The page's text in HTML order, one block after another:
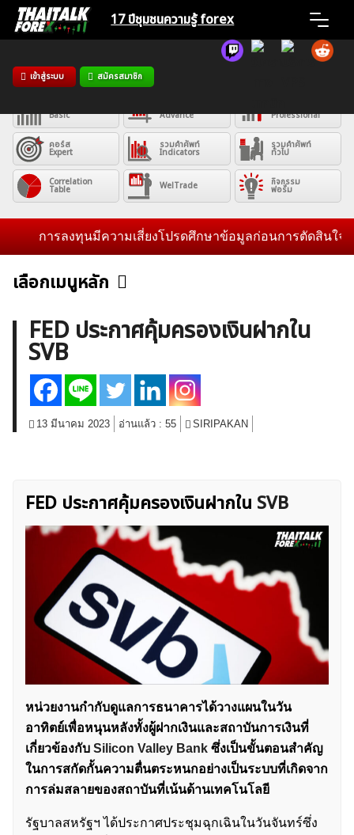
Skip
17 ปีชุมชนความรู้ forex
เข้าสู่ระบบ สมัครสมาชิก
Home
News
Articles
VPS Register
ค้นหา
สำหรับ:
Basic Advance Professional
คอร์ส
Expert
รวมคำศัพท์
Indicators
รวมคำศัพท์
ทั่วไป
Correlation
Table WelTrade กิจกรรม
ฟอรั่ม
การลงทุนมีความเสี่ยงโปรดศึกษาข้อมูลก่อนการตัดสินใจลงทุ
เลือกเมนูหลัก
ข่าวฟอเร็กซ์และสกุลเงิน คริปโตเคอร์เรนซี
ฟรีซิกแนล รายวัน
บทวิเคราะห์
สินค้าโภคภัณฑ์
โบรกเกอร์ FX
โปรโมชั่น Forex
กองทุน Forex
ฟรี EA
FED ประกาศคุ้มครองเงินฝากใน
SVB
13 มีนาคม 2023 อ่านแล้ว : 55 SIRIPAKAN
FED ประกาศคุ้มครองเงินฝากใน SVB
หน่วยงานกำกับดูแลการธนาคารได้วางแผนในวัน
อาทิตย์เพื่อหนุนหลังทั้งผู้ฝากเงินและสถาบันการเงินที่
เกี่ยวข้องกับ Silicon Valley Bank ซึ่งเป็นขั้นตอนสำคัญ
ในการสกัดกั้นความตื่นตระหนกอย่างเป็นระบบที่เกิดจาก
การล่มสลายของสถาบันที่เน้นด้านเทคโนโลยี
รัฐบาลสหรัฐฯ ได้ประกาศประชุมฉุกเฉินในวันจันทร์ซึ่ง